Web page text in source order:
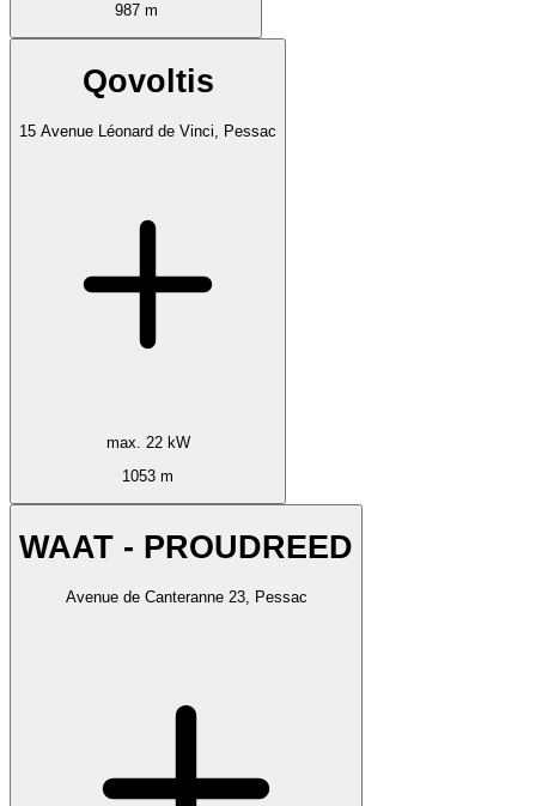
987 m
Qovoltis
15 Avenue Léonard de Vinci, Pessac
max. 22 kW
1053 m
WAAT - PROUDREED
Avenue de Canteranne 23, Pessac